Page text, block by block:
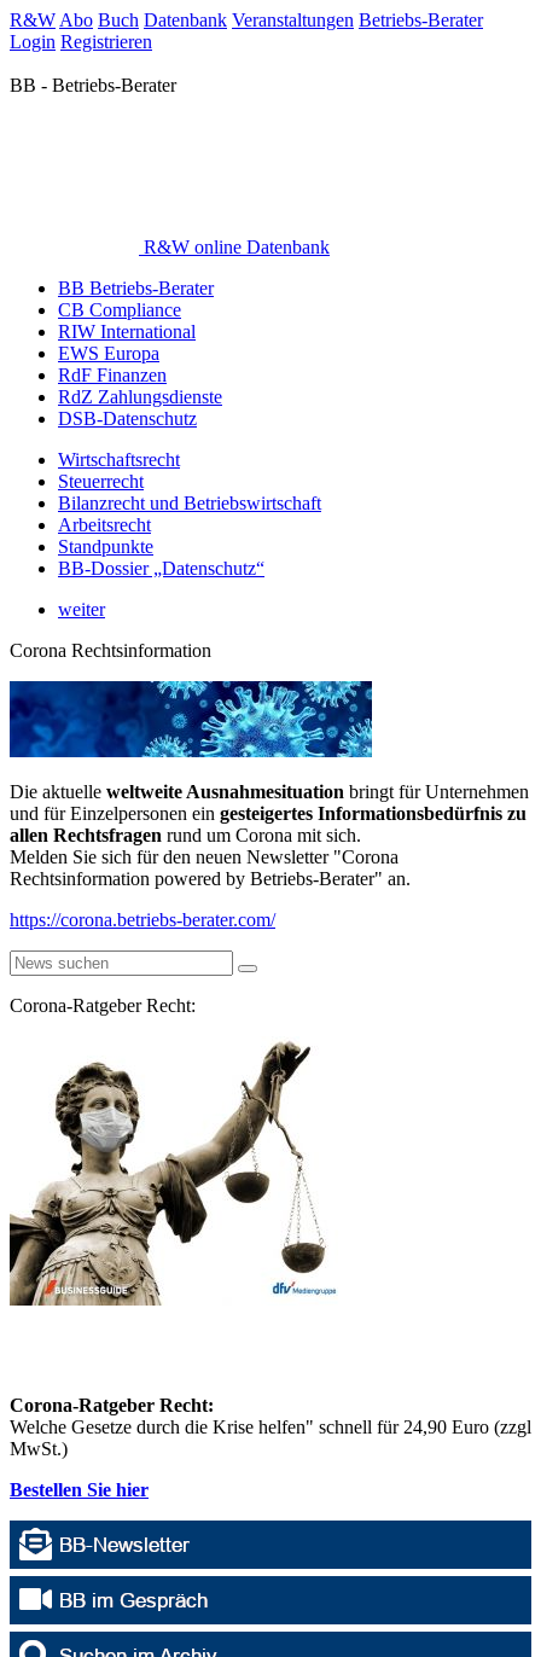
R&W Abo Buch Datenbank Veranstaltungen Betriebs-Berater
Login Registrieren
BB - Betriebs-Berater
R&W online Datenbank
BB Betriebs-Berater
CB Compliance
RIW International
EWS Europa
RdF Finanzen
RdZ Zahlungsdienste
DSB-Datenschutz
Wirtschaftsrecht
Steuerrecht
Bilanzrecht und Betriebswirtschaft
Arbeitsrecht
Standpunkte
BB-Dossier „Datenschutz“
weiter
Corona Rechtsinformation
Die aktuelle weltweite Ausnahmesituation bringt für Unternehmen
und für Einzelpersonen ein gesteigertes Informationsbedürfnis zu
allen Rechtsfragen rund um Corona mit sich.
Melden Sie sich für den neuen Newsletter "Corona
Rechtsinformation powered by Betriebs-Berater" an.
https://corona.betriebs-berater.com/
Corona-Ratgeber Recht:
Corona-Ratgeber Recht:
Welche Gesetze durch die Krise helfen" schnell für 24,90 Euro (zzgl
MwSt.)
Bestellen Sie hier